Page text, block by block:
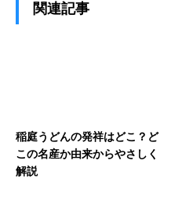
関連記事
稲庭うどんの発祥はどこ？ど
この名産か由来からやさしく
解説